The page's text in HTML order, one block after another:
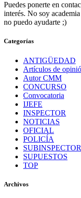
Puedes ponerte en
interés. No soy
no puedo ayudarte ;)
Categorías
ANTIGÜEDAD
Artículos de
Autor CMM
CONCURSO
Convocatoria
IJEFE
INSPECTOR
NOTICIAS
OFICIAL
POLICÍA
SUBINSPECTOR
SUPUESTOS
TOP
Archivos